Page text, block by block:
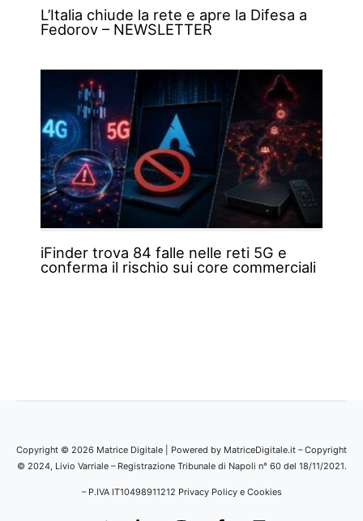
L’Italia chiude la rete e apre la Difesa a
Fedorov – NEWSLETTER
iFinder trova 84 falle nelle reti 5G e
conferma il rischio sui core commerciali
Copyright © 2026 Matrice Digitale | Powered by MatriceDigitale.it – Copyright
© 2024, Livio Varriale – Registrazione Tribunale di Napoli n° 60 del 18/11/2021.
– P.IVA IT10498911212 Privacy Policy e Cookies